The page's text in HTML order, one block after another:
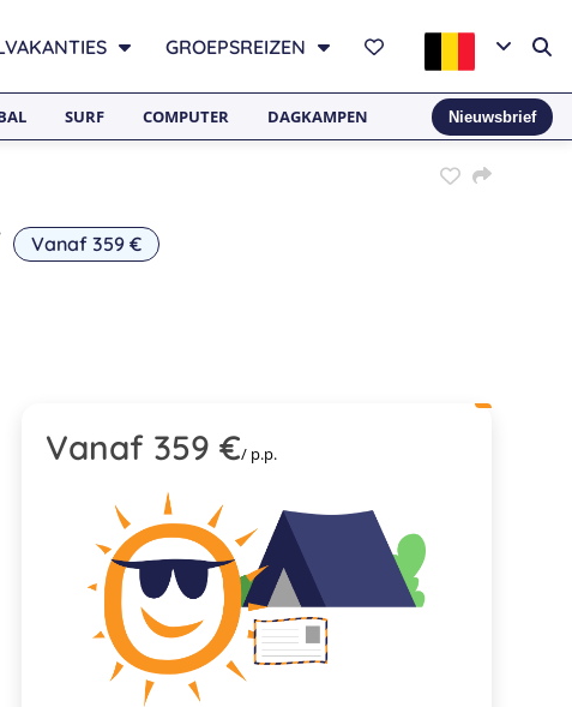
GROEPSREIZEN
SURF COMPUTER DAGKAMPEN Nieuwsbrief
Vanaf 359 €
Vanaf 359 €/ p.p.